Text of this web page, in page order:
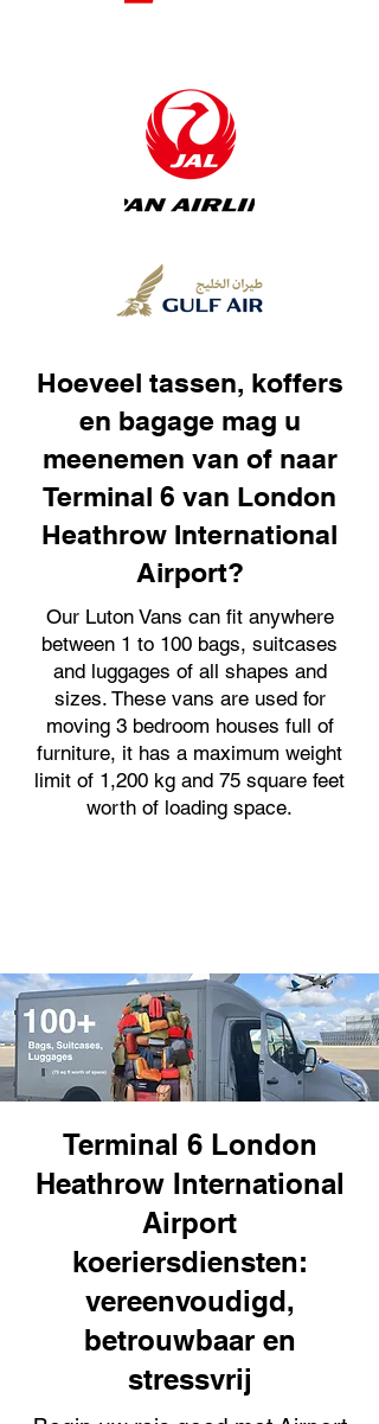
Hoeveel tassen, koffers
en bagage mag u
meenemen van of naar
Terminal 6 van London
Heathrow International
Airport?
Our Luton Vans can fit anywhere
between 1 to 100 bags, suitcases
and luggages of all shapes and
sizes. These vans are used for
moving 3 bedroom houses full of
furniture, it has a maximum weight
limit of 1,200 kg and 75 square feet
worth of loading space.
Terminal 6 London
Heathrow International
Airport
koeriersdiensten:
vereenvoudigd,
betrouwbaar en
stressvrij